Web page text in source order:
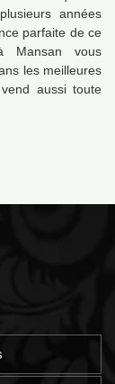
années
parfaite de ce
Mansan vous
les meilleures
aussi toute